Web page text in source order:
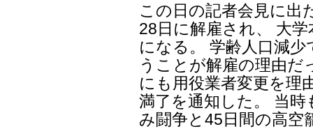
この日の記者会見に出
28日に解雇され、 大
になる。 学齢人口減
うことが解雇の理由だ
にも用役業者変更を理
満了を通知した。 当
み闘争と45日間の高空